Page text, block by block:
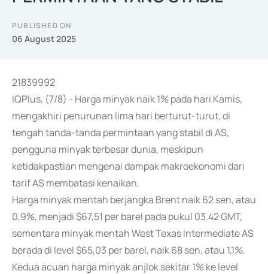
PUBLISHED ON
06 August 2025
21839992
IQPlus, (7/8) - Harga minyak naik 1% pada hari Kamis,
mengakhiri penurunan lima hari berturut-turut, di
tengah tanda-tanda permintaan yang stabil di AS,
pengguna minyak terbesar dunia, meskipun
ketidakpastian mengenai dampak makroekonomi dari
tarif AS membatasi kenaikan.
Harga minyak mentah berjangka Brent naik 62 sen, atau
0,9%, menjadi $67,51 per barel pada pukul 03.42 GMT,
sementara minyak mentah West Texas Intermediate AS
berada di level $65,03 per barel, naik 68 sen, atau 1,1%.
Kedua acuan harga minyak anjlok sekitar 1% ke level